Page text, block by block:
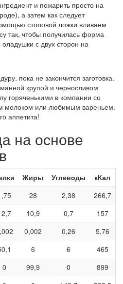
и пожарить просто на
а затем как следует
столовой ложки вливаем
так, чтобы получилась форма
с двух сторон на
пока не закончится заготовка.
крупой и черносливом
горяченькими в компании со
молоком или любимым вареньем.
аппетита!
на основе
Жиры Углеводы
кКал
28 2,38
266,7
10,9 0,7
157
0,002 0,26
5,76
6 6
465
0 99,9 0
899